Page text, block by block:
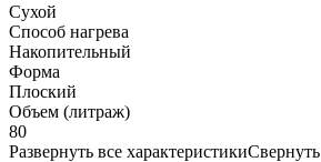
Сухой
Способ нагрева
Накопительный
Форма
Плоский
Объем (литраж)
80
Развернуть все характеристикиСвернуть